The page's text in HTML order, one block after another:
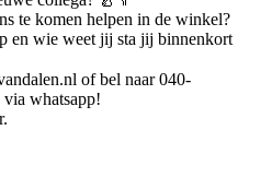
te komen helpen in de winkel?
en wie weet jij sta jij binnenkort
of bel naar 040-
whatsapp!